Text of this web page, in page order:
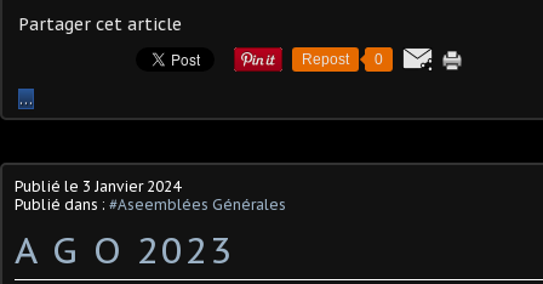
Partager cet article
Repost 0
…
Publié le 3 Janvier 2024
Publié dans : #Aseemblées Générales
A G O 2023